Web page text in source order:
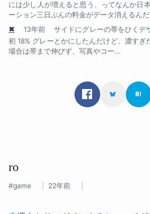
には少し人が増えると思う、ってなんか日
ーション三日ぶんの料金がデータ消えるん
✖
13年前
サイドにグレーの帯をひくデ
初 18% グレーとかにしたんだけど、濃すぎ
場合は帯まで伸びず、写真やコー...
ro
game 22年前